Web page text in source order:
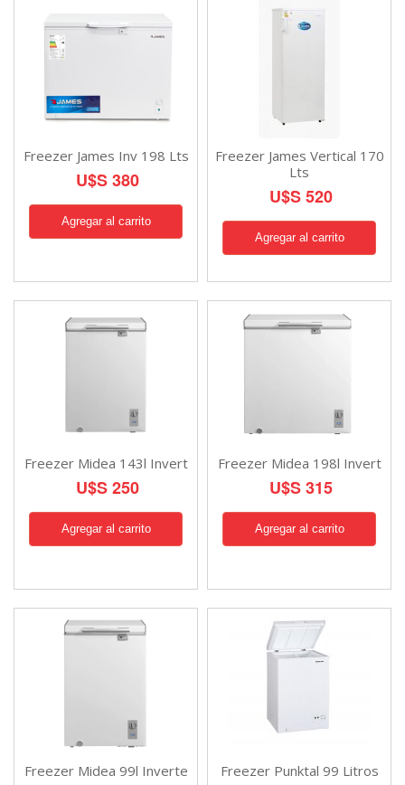
Freezer James Inv 198 Lts
U$S 380
Freezer James Vertical 170
Lts
U$S 520
Freezer Midea 143l Invert
U$S 250
Freezer Midea 198l Invert
U$S 315
Freezer Midea 99l Inverte Freezer Punktal 99 Litros